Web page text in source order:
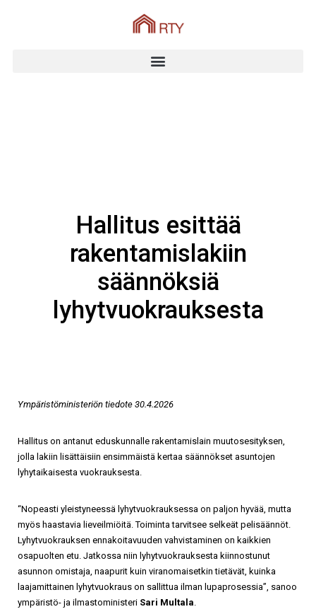
Hallitus esittää
rakentamislakiin
säännöksiä
lyhytvuokrauksesta
Ympäristöministeriön tiedote 30.4.2026
Hallitus on antanut eduskunnalle rakentamislain muutosesityksen,
jolla lakiin lisättäisiin ensimmäistä kertaa säännökset asuntojen
lyhytaikaisesta vuokrauksesta.
“Nopeasti yleistyneessä lyhytvuokrauksessa on paljon hyvää, mutta
myös haastavia lieveilmiöitä. Toiminta tarvitsee selkeät pelisäännöt.
Lyhytvuokrauksen ennakoitavuuden vahvistaminen on kaikkien
osapuolten etu. Jatkossa niin lyhytvuokrauksesta kiinnostunut
asunnon omistaja, naapurit kuin viranomaisetkin tietävät, kuinka
laajamittainen lyhytvuokraus on sallittua ilman lupaprosessia”, sanoo
ympäristö- ja ilmastoministeri Sari Multala.